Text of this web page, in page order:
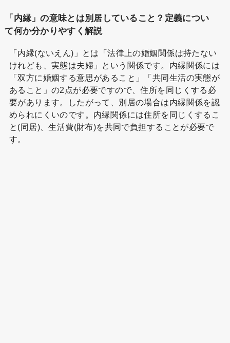
「内縁」の意味とは別居していること？定義につい
て何か分かりやすく解説
「内縁(ないえん)」とは「法律上の婚姻関係は持たない
けれども、実態は夫婦」という関係です。内縁関係には
「双方に婚姻する意思があること」「共同生活の実態が
あること」の2点が必要ですので、住所を同じくする必
要があります。したがって、別居の場合は内縁関係を認
められにくいのです。内縁関係には住所を同じくするこ
と(同居)、生活費(財布)を共同で負担することが必要で
す。